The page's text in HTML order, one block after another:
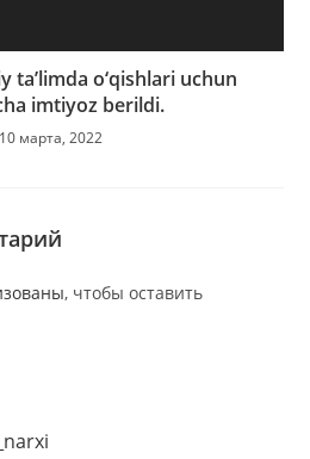
ta’limda o‘qishlari uchun
imtiyoz berildi.
10 марта, 2022
, чтобы оставить